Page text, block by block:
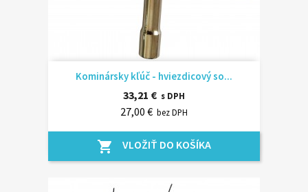
Kominársky kľúč - hviezdicový so...
33,21 € s DPH
27,00 € bez DPH
shopping_cart VLOŽIŤ DO KOŠÍKA